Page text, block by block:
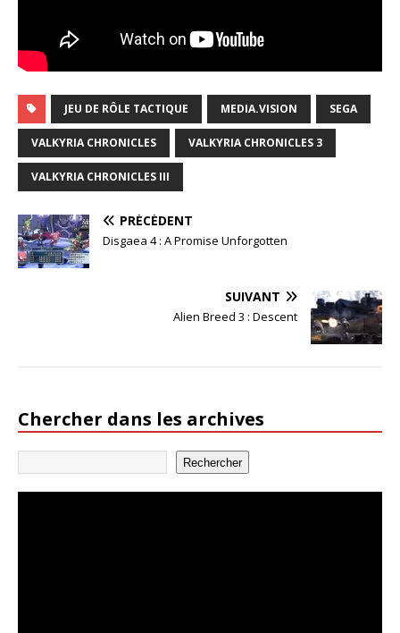
JEU DE RÔLE TACTIQUE MEDIA.VISION SEGA
VALKYRIA CHRONICLES VALKYRIA CHRONICLES 3
VALKYRIA CHRONICLES III
PRÉCÉDENT
Disgaea 4 : A Promise Unforgotten
SUIVANT
Alien Breed 3 : Descent
Chercher dans les archives
Rechercher